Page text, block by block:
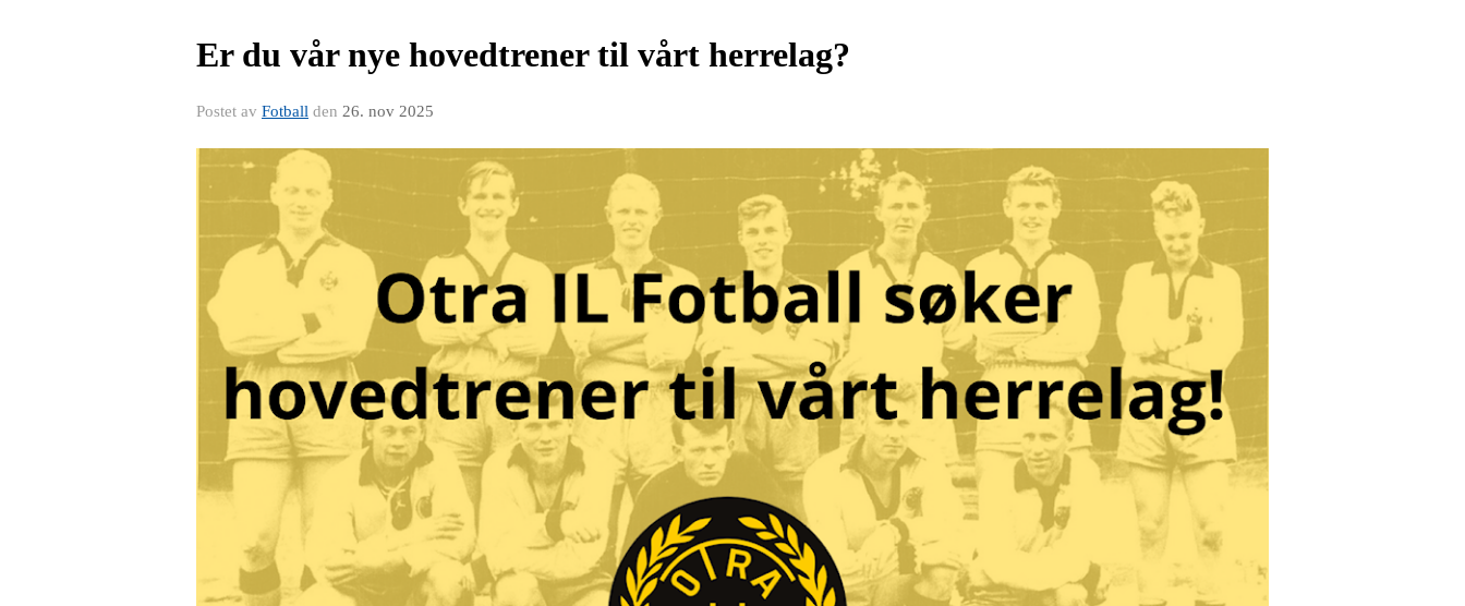
Er du vår nye hovedtrener til vårt herrelag?
Postet av Fotball den 26. nov 2025